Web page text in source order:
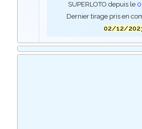
SUPERLOTO depuis le
Dernier tirage pris en
02/12/